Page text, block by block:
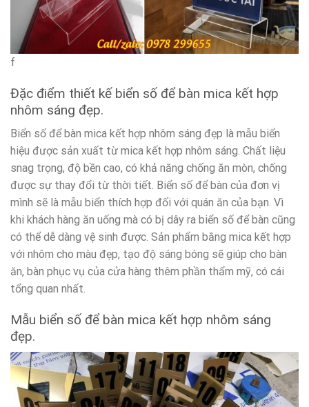
f
Đặc điểm thiết kế biển số để bàn mica kết hợp
nhôm sáng đẹp.
Biển số để bàn mica kết hợp nhôm sáng đẹp là mẫu biển
hiệu được sản xuất từ mica kết hợp nhôm sáng. Chất liệu
snag trọng, độ bền cao, có khả năng chống ăn mòn, chống
được sự thay đổi từ thời tiết. Biển số để bàn của đơn vị
mình sẽ là mẫu biển thích hợp đối với quán ăn của bạn. Vì
khi khách hàng ăn uống mà có bị dây ra biển số để bàn cũng
có thể dễ dàng vệ sinh được. Sản phẩm bằng mica kết hợp
với nhôm cho màu đẹp, tạo độ sáng bóng sẽ giúp cho bàn
ăn, bàn phục vụ của cửa hàng thêm phần thẩm mỹ, có cái
tổng quan nhất.
Mẫu biển số để bàn mica kết hợp nhôm sáng
đẹp.